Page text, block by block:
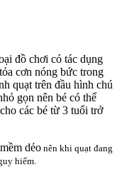
đồ chơi có tác dụng
cơn nóng bức trong
quạt trên đầu hình chú
gọn nên bé có thể
các bé từ 3 tuổi trở
dẻo nên khi quạt đang
hiểm.